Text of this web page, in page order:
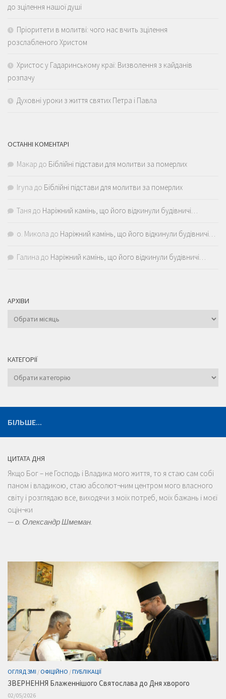
до зцілення нашої душі
Пріоритети в молитві: чого нас вчить зцілення
розслабленого Христом
Христос у Гадаринському краї: Визволення з кайданів
розпачу
Духовні уроки з життя святих Петра і Павла
ОСТАННІ КОМЕНТАРІ
Макар до Біблійні підстави для молитви за померлих
Iryna до Біблійні підстави для молитви за померлих
Таня до Наріжний камінь, що його відкинули будівничі…
о. Микола до Наріжний камінь, що його відкинули будівничі…
Галина до Наріжний камінь, що його відкинули будівничі…
АРХІВИ
Архіви
КАТЕГОРІЇ
Категорії
БІЛЬШЕ...
ЦИТАТА ДНЯ
Якщо Бог – не Господь і Владика мого життя, то я стаю сам собі
паном і владикою, стаю абсолют¬ним центром мого власного
світу і розглядаю все, виходячи з моїх потреб, моїх бажань і моєї
оцін¬ки
—о. Олександр Шмеман.
ОГЛЯД ЗМІ / ОФІЦІЙНО /ПУБЛІКАЦІЇ
ЗВЕРНЕННЯ Блаженнішого Святослава до Дня хворого
02/05/2026